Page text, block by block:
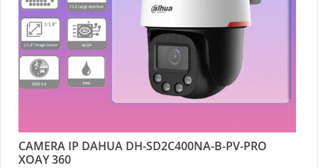
CAMERA IP DAHUA DH-SD2C400NA-B-PV-PRO
XOAY 360